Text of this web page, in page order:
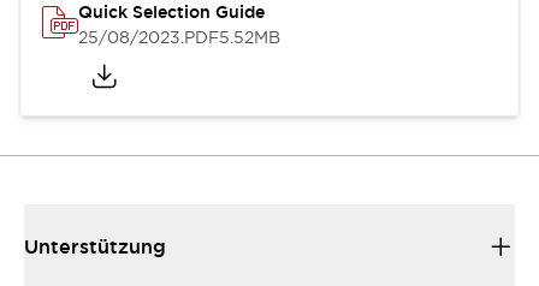
Quick Selection Guide
25/08/2023.PDF5.52MB
Unterstützung